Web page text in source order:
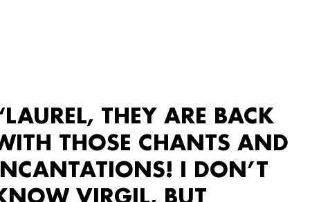
THEY ARE BACK
THOSE CHANTS AND
I DON’T
VIRGIL, BUT